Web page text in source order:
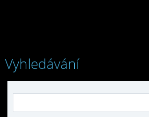
Vyhledávání